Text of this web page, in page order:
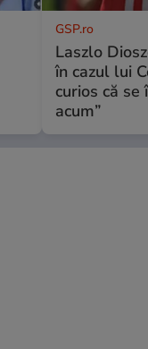
GSP.ro
Laszlo
în cazul lui
curios că
acum”